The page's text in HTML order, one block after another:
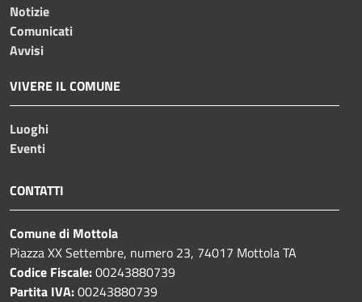
Notizie
Comunicati
Avvisi
VIVERE IL COMUNE
Luoghi
Eventi
CONTATTI
Comune di Mottola
Piazza XX Settembre, numero 23, 74017 Mottola TA
Codice Fiscale:00243880739
Partita IVA:00243880739